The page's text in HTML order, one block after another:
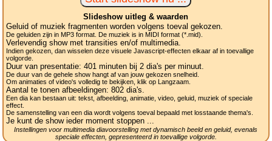
Slideshow uitleg & waarden
Geluid of muziek fragmenten worden volgens toeval gekozen.
De geluiden zijn in MP3 format. De muziek is in MIDI format (*.mid).
Verlevendig show met transities en/of multimedia.
Indien gekozen, dan wisselen deze visuele Javascript-effecten elkaar af in toevallige
volgorde.
Duur van presentatie: 401 minuten bij 2 dia's per minuut.
De duur van de gehele show hangt af van jouw gekozen snelheid.
Om animaties of video's volledig te bekijken, klik op Langzaam.
Aantal te tonen afbeeldingen: 802dia's.
Een dia kan bestaan uit: tekst, afbeelding, animatie, video, geluid, muziek of speciale
effect.
De samenstelling van een dia wordt volgens toeval bepaald met losstaande thema's.
Je kunt de show ieder moment stoppen ...
Instellingen voor multimedia diavoorstelling met dynamisch beeld en geluid, evenals
speciale effecten, gepresenteerd in toevallige volgorde.